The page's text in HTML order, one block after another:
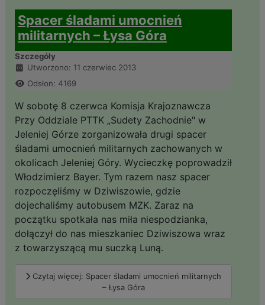
Spacer śladami umocnień
militarnych – Łysa Góra
Szczegóły
Utworzono: 11 czerwiec 2013
Odsłon: 4169
W sobotę 8 czerwca Komisja Krajoznawcza
Przy Oddziale PTTK „Sudety Zachodnie" w
Jeleniej Górze zorganizowała drugi spacer
śladami umocnień militarnych zachowanych w
okolicach Jeleniej Góry. Wycieczkę poprowadził
Włodzimierz Bayer. Tym razem nasz spacer
rozpoczęliśmy w Dziwiszowie, gdzie
dojechaliśmy autobusem MZK. Zaraz na
początku spotkała nas miła niespodzianka,
dołączył do nas mieszkaniec Dziwiszowa wraz
z towarzyszącą mu suczką Luną.
Czytaj więcej: Spacer śladami umocnień militarnych
– Łysa Góra